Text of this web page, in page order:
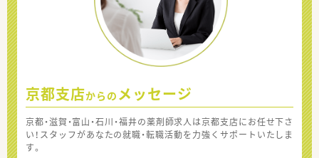
京都支店からの メッセージ
京都・滋賀・富山・石川・福井の薬剤師求人は京都支店にお任せ下さ
い！スタッフがあなたの就職・転職活動を力強くサポートいたしま
す。